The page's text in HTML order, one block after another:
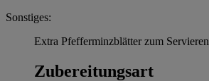
Sonstiges:
Extra Pfefferminzblätter zum Servieren
Zubereitungsart